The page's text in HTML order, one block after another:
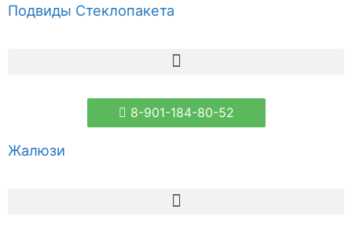
Подвиды Стеклопакета
8-901-184-80-52
Жалюзи